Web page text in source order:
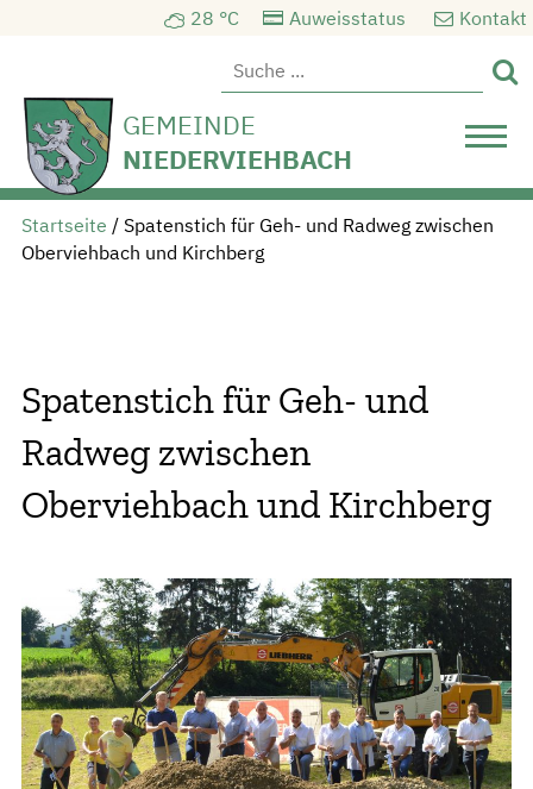
Auweisstatus Kontakt

28 °C
GEMEINDE
NIEDERVIEHBACH
Startseite / Spatenstich für Geh- und Radweg zwischen
Oberviehbach und Kirchberg
Spatenstich für Geh- und
Radweg zwischen
Oberviehbach und Kirchberg